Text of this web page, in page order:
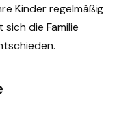
Kinder regelmäßig
die Familie